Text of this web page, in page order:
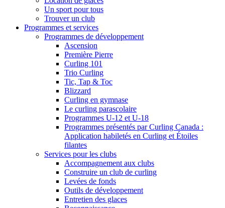
Un sport pour tous
Trouver un club
Programmes et services
Programmes de développement
Ascension
Première Pierre
Curling 101
Trio Curling
Tic, Tap & Toc
Blizzard
Curling en gymnase
Le curling parascolaire
Programmes U-12 et U-18
Programmes présentés par Curling Canada :
Application habiletés en Curling et Étoiles
filantes
Services pour les clubs
Accompagnement aux clubs
Construire un club de curling
Levées de fonds
Outils de développement
Entretien des glaces